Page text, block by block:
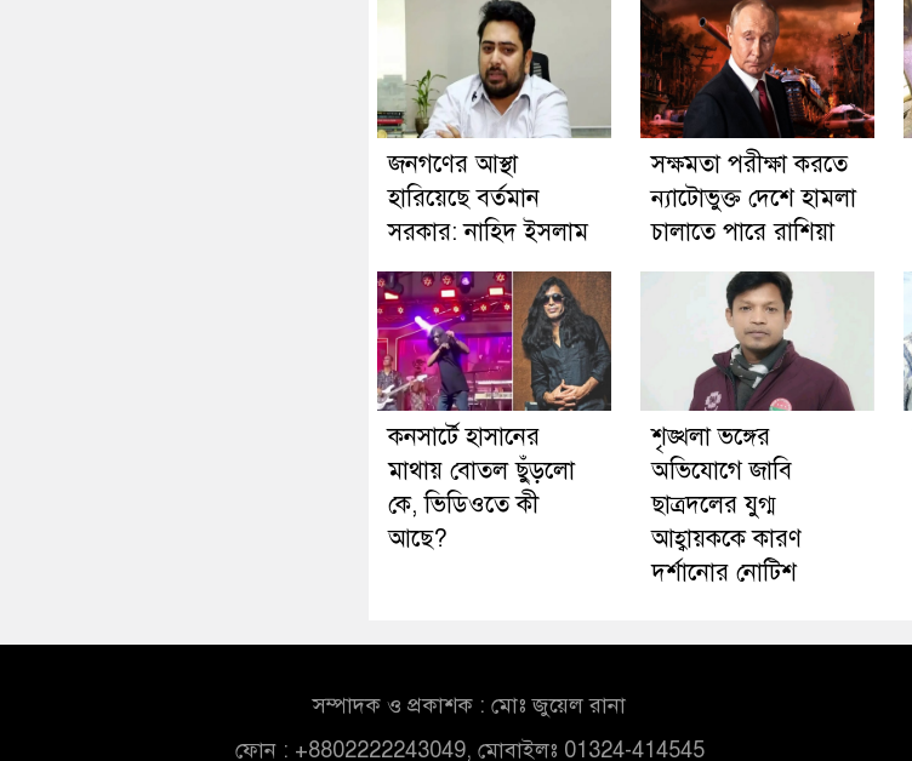
জনগণের আস্থা
হারিয়েছে বর্তমান
সরকার: নাহিদ ইসলাম
সক্ষমতা পরীক্ষা করতে
ন্যাটোভুক্ত দেশে হামলা
চালাতে পারে রাশিয়া
কনসার্টে হাসানের
মাথায় বোতল ছুঁড়লো
কে, ভিডিওতে কী
আছে?
শৃঙ্খলা ভঙ্গের
অভিযোগে জাবি
ছাত্রদলের যুগ্ম
আহ্বায়ককে কারণ
দর্শানোর নোটিশ
সম্পাদক ও প্রকাশক : মোঃ জুয়েল রানা
ফোন : +8802222243049, মোবাইলঃ 01324-414545